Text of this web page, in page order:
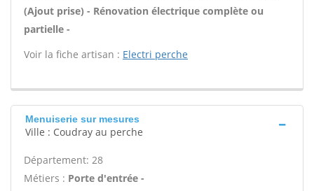
(Ajout prise) - Rénovation électrique complète ou
partielle -
Voir la fiche artisan : Electri perche
Menuiserie sur mesures
Ville : Coudray au perche
Département: 28
Métiers : Porte d'entrée -